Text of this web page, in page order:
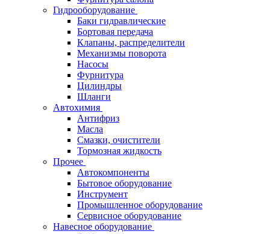
Гидрооборудование
Баки гидравлические
Бортовая передача
Клапаны, распределители
Механизмы поворота
Насосы
Фурнитура
Цилиндры
Шланги
Автохимия
Антифриз
Масла
Смазки, очистители
Тормозная жидкость
Прочее
Автокомпоненты
Бытовое оборудование
Инструмент
Промышленное оборудование
Сервисное оборудование
Навесное оборудование